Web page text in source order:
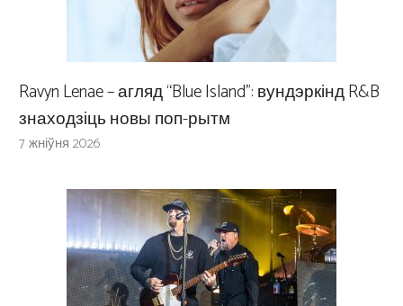
Ravyn Lenae – агляд “Blue Island”: вундэркінд R&B
знаходзіць новы поп-рытм
7 жніўня 2026